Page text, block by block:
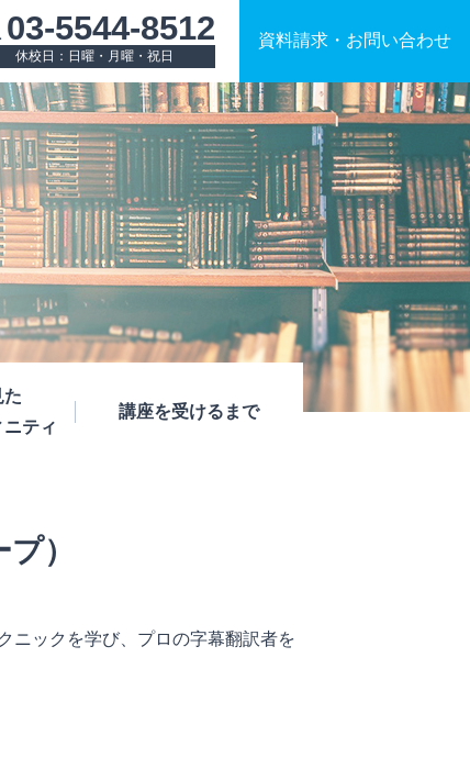
03-5544-8512
休校日：日曜・月曜・祝日
資料請求 ・ お問い合わせ
た
ティ
講座を受けるまで
）
ニックを学び、プロの字幕翻訳者を